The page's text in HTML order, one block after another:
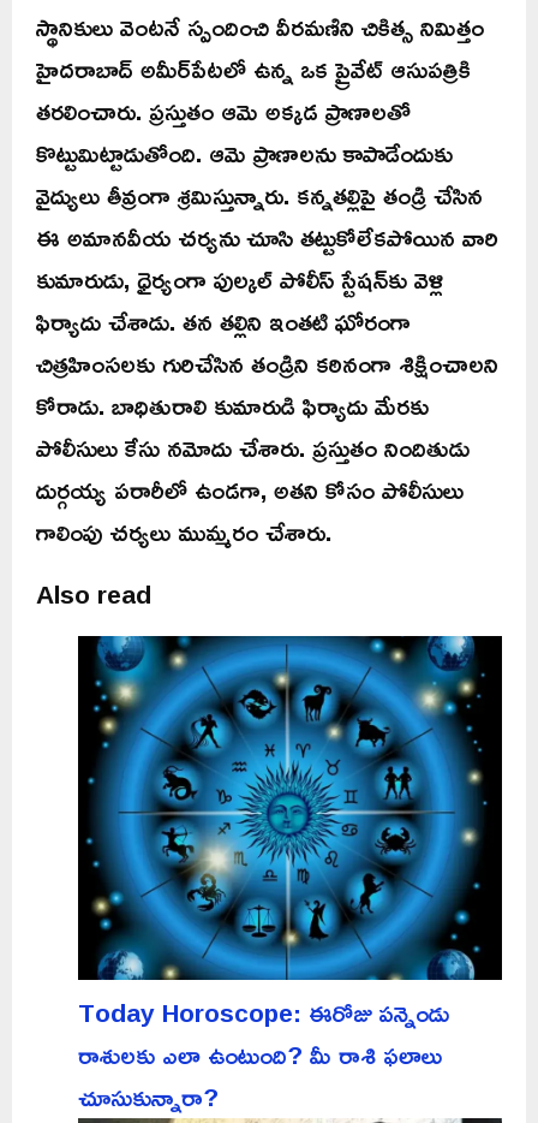
స్థానికులు వెంటనే స్పందించి వీరమణిని చికిత్స నిమిత్తం
హైదరాబాద్‌ అమీర్‌పేటలో ఉన్న ఒక ప్రైవేట్ ఆసుపత్రికి
తరలించారు. ప్రస్తుతం ఆమె అక్కడ ప్రాణాలతో
కొట్టుమిట్టాడుతోంది. ఆమె ప్రాణాలను కాపాడేందుకు
వైద్యులు తీవ్రంగా శ్రమిస్తున్నారు. కన్నతల్లిపై తండ్రి చేసిన
ఈ అమానవీయ చర్యను చూసి తట్టుకోలేకపోయిన వారి
కుమారుడు, ధైర్యంగా పుల్కల్ పోలీస్ స్టేషన్‌కు వెళ్లి
ఫిర్యాదు చేశాడు. తన తల్లిని ఇంతటి ఘోరంగా
చిత్రహింసలకు గురిచేసిన తండ్రిని కఠినంగా శిక్షించాలని
కోరాడు. బాధితురాలి కుమారుడి ఫిర్యాదు మేరకు
పోలీసులు కేసు నమోదు చేశారు. ప్రస్తుతం నిందితుడు
దుర్గయ్య పరారీలో ఉండగా, అతని కోసం పోలీసులు
గాలింపు చర్యలు ముమ్మరం చేశారు.
Also read
Today Horoscope: ఈరోజు పన్నెండు
రాశులకు ఎలా ఉంటుంది? మీ రాశి ఫలాలు
చూసుకున్నారా?